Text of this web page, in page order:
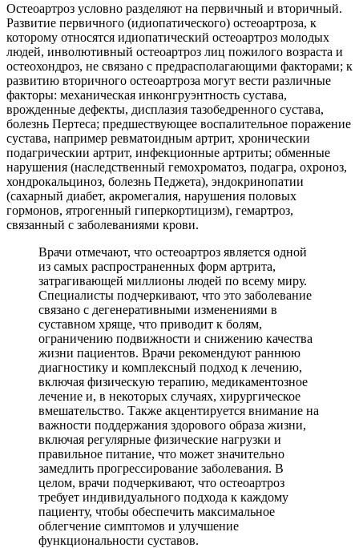
Остеоартроз условно разделяют на первичный и вторичный.
Развитие первичного (идиопатического) остеоартроза, к
которому относятся идиопатический остеоартроз молодых
людей, инволютивный остеоартроз лиц пожилого возраста и
остеохондроз, не связано с предрасполагающими факторами; к
развитию вторичного остеоартроза могут вести различные
факторы: механическая инконгруэнтность сустава,
врожденные дефекты, дисплазия тазобедренного сустава,
болезнь Пертеса; предшествующее воспалительное поражение
сустава, например ревматоидным артрит, хроническии
подагрическии артрит, инфекционные артриты; обменные
нарушения (наследственный гемохроматоз, подагра, охроноз,
хондрокальциноз, болезнь Педжета), эндокринопатии
(сахарный диабет, акромегалия, нарушения половых
гормонов, ятрогенный гиперкортицизм), гемартроз,
связанный с заболеваниями крови.
Врачи отмечают, что остеоартроз является одной
из самых распространенных форм артрита,
затрагивающей миллионы людей по всему миру.
Специалисты подчеркивают, что это заболевание
связано с дегенеративными изменениями в
суставном хряще, что приводит к болям,
ограничению подвижности и снижению качества
жизни пациентов. Врачи рекомендуют раннюю
диагностику и комплексный подход к лечению,
включая физическую терапию, медикаментозное
лечение и, в некоторых случаях, хирургическое
вмешательство. Также акцентируется внимание на
важности поддержания здорового образа жизни,
включая регулярные физические нагрузки и
правильное питание, что может значительно
замедлить прогрессирование заболевания. В
целом, врачи подчеркивают, что остеоартроз
требует индивидуального подхода к каждому
пациенту, чтобы обеспечить максимальное
облегчение симптомов и улучшение
функциональности суставов.